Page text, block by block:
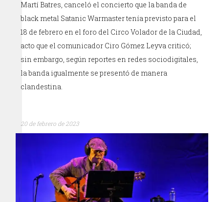
Martí Batres, canceló el concierto que la banda de
black metal Satanic Warmaster tenía previsto para el
18 de febrero en el foro del Circo Volador de la Ciudad,
acto que el comunicador Ciro Gómez Leyva criticó;
sin embargo, según reportes en redes sociodigitales,
la banda igualmente se presentó de manera
clandestina.
20 de febrero de 2023